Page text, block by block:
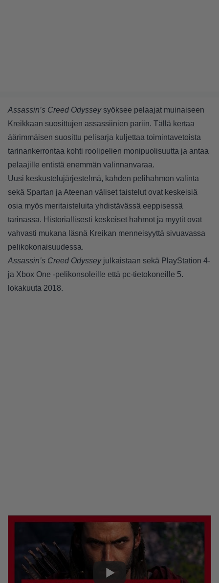
Assassin’s Creed Odysseysyöksee pelaajat muinaiseen
Kreikkaan suosittujen assassiinien pariin. Tällä kertaa
äärimmäisen suosittu pelisarja kuljettaa toimintavetoista
tarinankerrontaa kohti roolipelien monipuolisuutta ja antaa
pelaajille entistä enemmän valinnanvaraa.
Uusi keskustelujärjestelmä, kahden pelihahmon valinta
sekä Spartan ja Ateenan väliset taistelut ovat keskeisiä
osia myös meritaisteluita yhdistävässä eeppisessä
tarinassa. Historiallisesti keskeiset hahmot ja myytit ovat
vahvasti mukana läsnä Kreikan menneisyyttä sivuavassa
pelikokonaisuudessa.
Assassin’s Creed Odysseyjulkaistaan sekä PlayStation 4-
ja Xbox One -pelikonsoleille että pc-tietokoneille 5.
lokakuuta 2018.